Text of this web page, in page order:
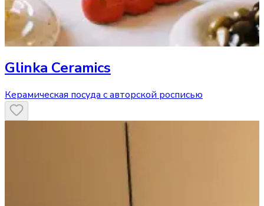
Glinka Ceramics
Керамическая посуда с авторской росписью